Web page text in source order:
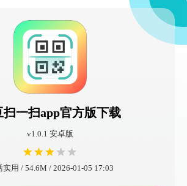
扫一扫app官方版下载
v1.0.1 安卓版
实用 / 54.6M / 2026-01-05 17:03